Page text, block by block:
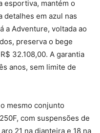
esportiva, mantém o
detalhes em azul nas
a Adventure, voltada ao
preserva o bege
32.108,00. A garantia
anos, sem limite de
mesmo conjunto
com suspensões de
21 na dianteira e 18 na